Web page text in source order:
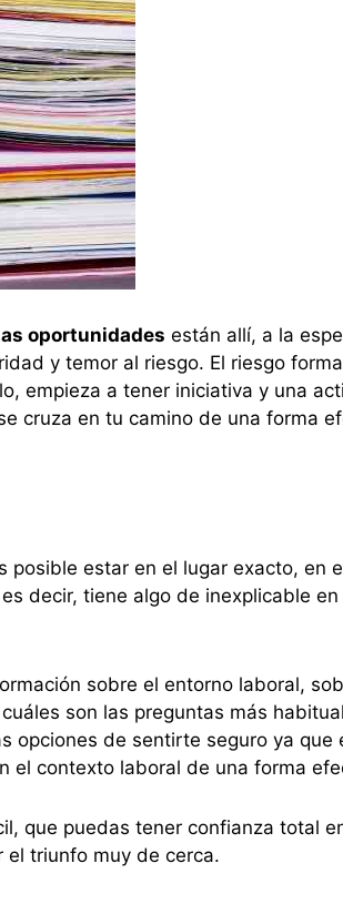
oportunidades están allí, a la
y temor al riesgo. El riesgo
empieza a tener iniciativa y una
cruza en tu camino de una forma
posible estar en el lugar exacto, en
decir, tiene algo de inexplicable
sobre el entorno laboral,
son las preguntas más
opciones de sentirte seguro ya que
el contexto laboral de una forma
que puedas tener confianza total
triunfo muy de cerca.